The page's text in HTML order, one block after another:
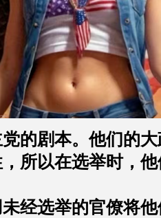
的剧本。他们的
所以在选举时，
经选举的官僚将